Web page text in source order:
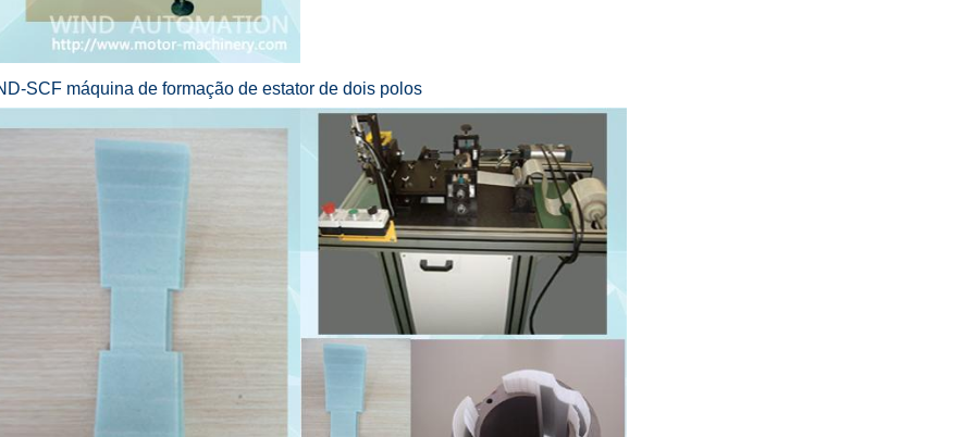
SCF máquina de formação de estator de dois polos